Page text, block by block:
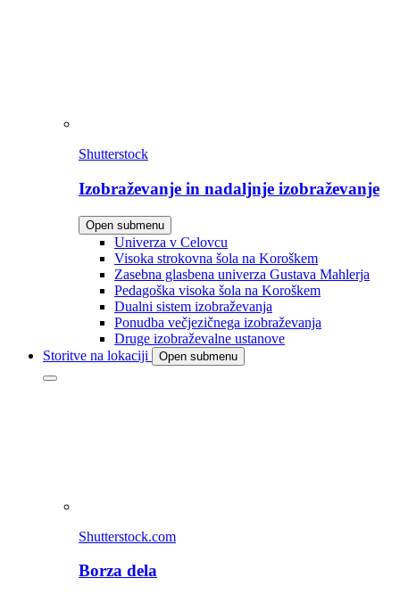
Shutterstock
Izobraževanje in nadaljnje izobraževanje
Open submenu
Univerza v Celovcu
Visoka strokovna šola na Koroškem
Zasebna glasbena univerza Gustava Mahlerja
Pedagoška visoka šola na Koroškem
Dualni sistem izobraževanja
Ponudba večjezičnega izobraževanja
Druge izobraževalne ustanove
Storitve na lokaciji
Open submenu
Shutterstock.com
Borza dela